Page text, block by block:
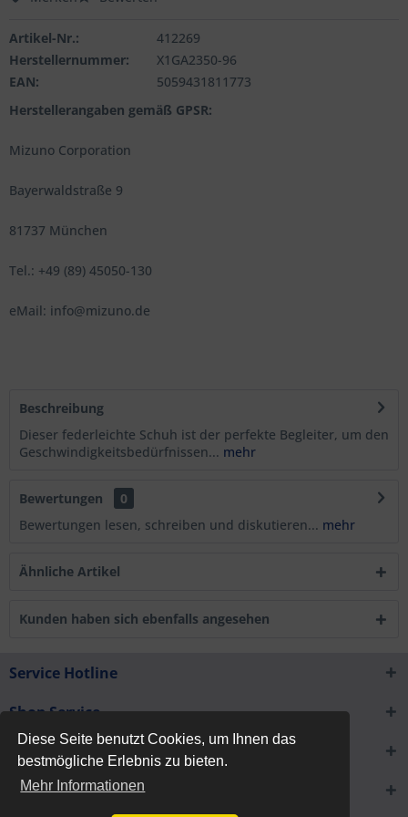
Diese Seite benutzt Cookies, um Ihnen das
bestmögliche Erlebnis zu bieten.
Mehr Informationen
Artikel-Nr.:
412269
Herstellernummer:
X1GA2350-96
EAN:
5059431811773
Herstellerangaben gemäß GPSR:
Mizuno Corporation
Bayerwaldstraße 9
81737 München
Tel.: +49 (89) 45050-130
eMail: info@mizuno.de
Beschreibung
Dieser federleichte Schuh ist der perfekte Begleiter, um den
Geschwindigkeitsbedürfnissen... mehr
Bewertungen
0
Bewertungen lesen, schreiben und diskutieren... mehr
Ähnliche Artikel
Kunden haben sich ebenfalls angesehen
Service Hotline
Shop Service
Informationen
Newsletter